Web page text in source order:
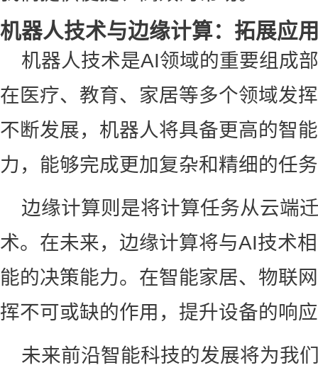
机器人技术与边缘计算：拓展应
机器人技术是AI领域的重要组成
在医疗、教育、家居等多个领域发
不断发展，机器人将具备更高的智
力，能够完成更加复杂和精细的任
边缘计算则是将计算任务从云端
术。在未来，边缘计算将与AI技术
能的决策能力。在智能家居、物联
挥不可或缺的作用，提升设备的响
未来前沿智能科技的发展将为我